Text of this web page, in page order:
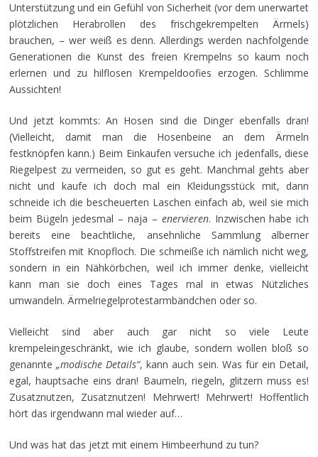
Unterstützung und ein Gefühl von Sicherheit (vor dem unerwartet
plötzlichen Herabrollen des frischgekrempelten Ärmels)
brauchen, – wer weiß es denn. Allerdings werden nachfolgende
Generationen die Kunst des freien Krempelns so kaum noch
erlernen und zu hilflosen Krempeldoofies erzogen. Schlimme
Aussichten!
Und jetzt kommts: An Hosen sind die Dinger ebenfalls dran!
(Vielleicht, damit man die Hosenbeine an dem Ärmeln
festknöpfen kann.) Beim Einkaufen versuche ich jedenfalls, diese
Riegelpest zu vermeiden, so gut es geht. Manchmal gehts aber
nicht und kaufe ich doch mal ein Kleidungsstück mit, dann
schneide ich die bescheuerten Laschen einfach ab, weil sie mich
beim Bügeln jedesmal – naja – enervieren. Inzwischen habe ich
bereits eine beachtliche, ansehnliche Sammlung alberner
Stoffstreifen mit Knopfloch. Die schmeiße ich nämlich nicht weg,
sondern in ein Nähkörbchen, weil ich immer denke, vielleicht
kann man sie doch eines Tages mal in etwas Nützliches
umwandeln. Ärmelriegelprotestarmbändchen oder so.
Vielleicht sind aber auch gar nicht so viele Leute
krempeleingeschränkt, wie ich glaube, sondern wollen bloß so
genannte „modische Details“, kann auch sein. Was für ein Detail,
egal, hauptsache eins dran! Baumeln, riegeln, glitzern muss es!
Zusatznutzen, Zusatznutzen! Mehrwert! Mehrwert! Hoffentlich
hört das irgendwann mal wieder auf…
Und was hat das jetzt mit einem Himbeerhund zu tun?